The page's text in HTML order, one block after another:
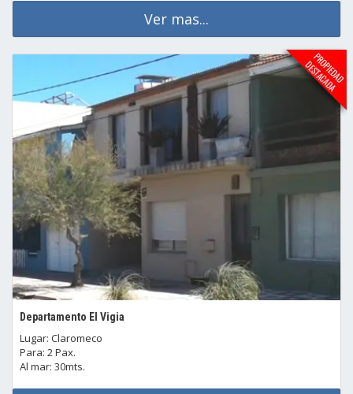
Ver mas...
Departamento El Vigia
Lugar: Claromeco
Para: 2 Pax.
Al mar: 30mts.